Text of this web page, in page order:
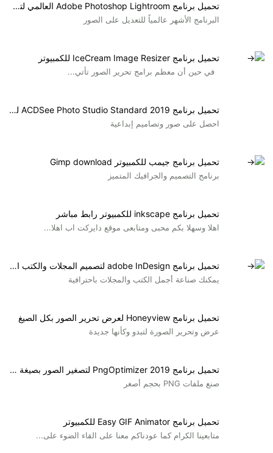
تحميل برنامج Adobe Photoshop Lightroom العالمي لتحرير الصور
البرنامج الأشهر عالمياً للتعديل على الصور
تحميل برنامج IceCream Image Resizer للكمبيوتر
في حين أن معظم برامج تحرير الصور تأتي...
تحميل برنامج ACDSee Photo Studio Standard 2019 لتحرير وعرض الصور
احصل على صور وتصاميم إبداعية
تحميل برنامج جيمب للكمبيوتر Gimp download
برنامج التصميم والجرافيك المتميز
تحميل برنامج inkscape للكمبيوتر رابط مباشر
اهلا وسهلا بكم محبى ومتابعى موقع دايركت اب اهلا...
تحميل برنامج adobe InDesign لتصميم المجلات والكتب الإلكترونية
يمكنك صناعة أجمل الكتب والمجلات باحترافية
تحميل برنامج Honeyview لعرض تحرير الصور بكل الصيغ
عرض وتحرير الصورة لتبدو وكأنها جديدة
تحميل برنامج PngOptimizer 2019 لتصغير الصور بصيغة PNG
صنع ملفات PNG بحجم أصغر
تحميل برنامج Easy GIF Animator للكمبيوتر
متابعينا الكرام كما عودناكم معنا على القاء الضوء على...